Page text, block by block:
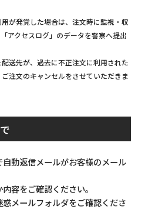
が発覚した場合は、注文時に監視・収
アクセスログ」のデータを警察へ提出
送先が、過去に不正注文に利用された
注文のキャンセルをさせていただきま
動返信メールがお客様のメール
容をご確認ください。
惑メールフォルダをご確認くださ